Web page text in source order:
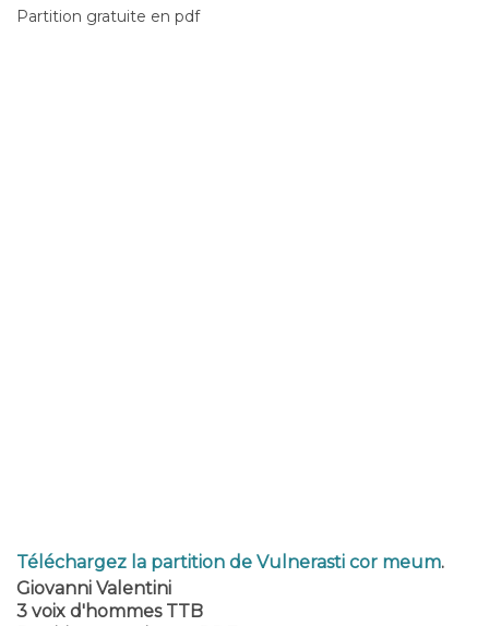
Partition gratuite en pdf
Téléchargez la partition de Vulnerasti cor meum.
Giovanni Valentini
3 voix d'hommes TTB